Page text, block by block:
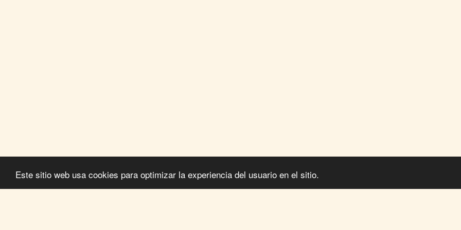
Este sitio web usa cookies para optimizar la experiencia del usuario en el sitio.